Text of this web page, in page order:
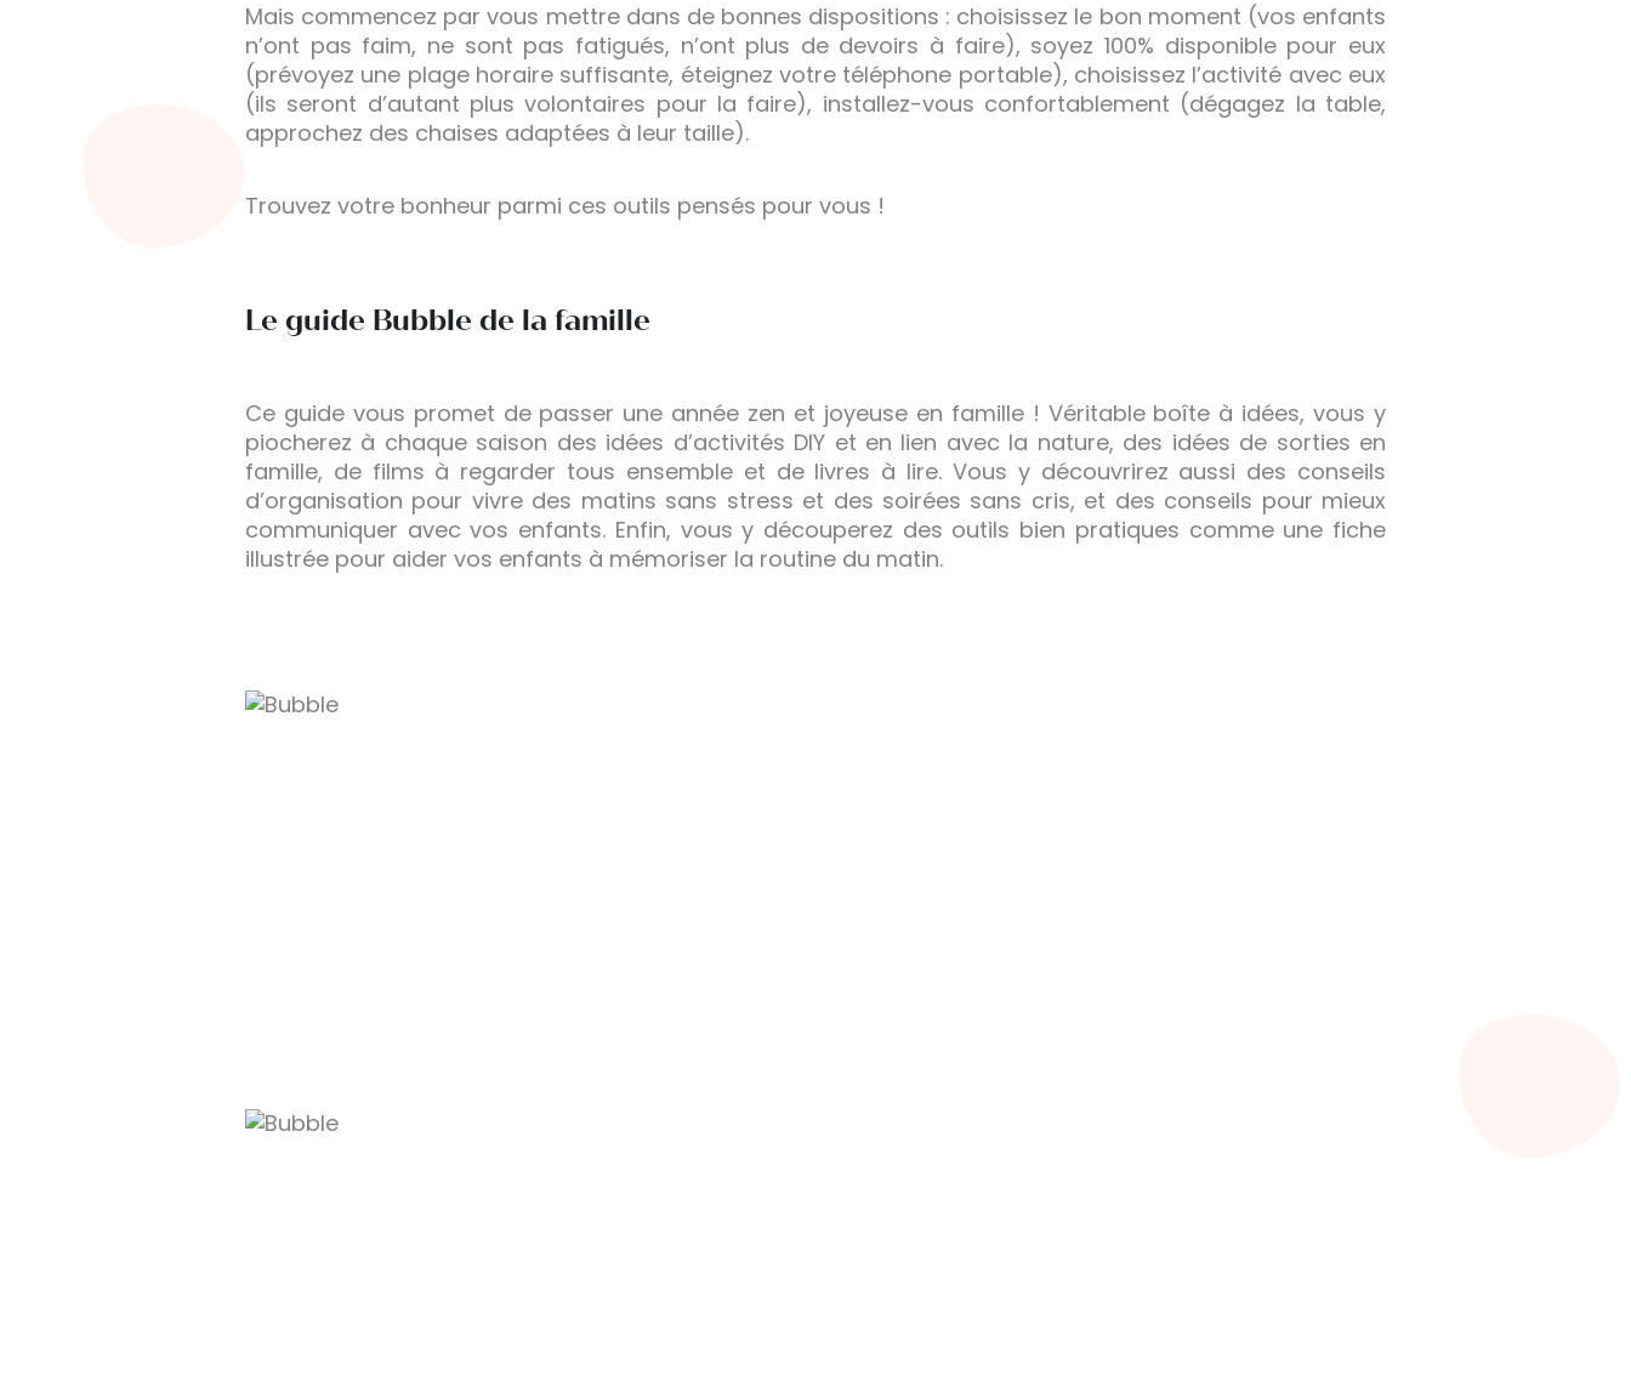
Mais commencez par vous mettre dans de bonnes dispositions : choisissez le bon moment (vos enfants
n’ont pas faim, ne sont pas fatigués, n’ont plus de devoirs à faire), soyez 100% disponible pour eux
(prévoyez une plage horaire suffisante, éteignez votre téléphone portable), choisissez l’activité avec eux
(ils seront d’autant plus volontaires pour la faire), installez-vous confortablement (dégagez la table,
approchez des chaises adaptées à leur taille).
Trouvez votre bonheur parmi ces outils pensés pour vous !
Le guide Bubble de la famille
Ce guide vous promet de passer une année zen et joyeuse en famille ! Véritable boîte à idées, vous y
piocherez à chaque saison des idées d’activités DIY et en lien avec la nature, des idées de sorties en
famille, de films à regarder tous ensemble et de livres à lire. Vous y découvrirez aussi des conseils
d’organisation pour vivre des matins sans stress et des soirées sans cris, et des conseils pour mieux
communiquer avec vos enfants. Enfin, vous y découperez des outils bien pratiques comme une fiche
illustrée pour aider vos enfants à mémoriser la routine du matin.